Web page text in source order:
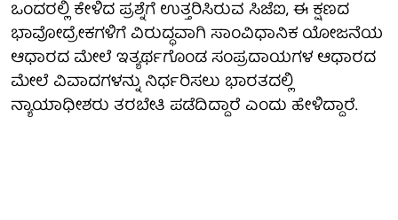
ಒಂದರಲ್ಲಿ ಕೇಳಿದ ಪ್ರಶ್ನೆಗೆ ಉತ್ತರಿಸಿರುವ ಸಿಜೆಐ, ಈ ಕ್ಷಣದ
ಭಾವೋದ್ರೇಕಗಳಿಗೆ ವಿರುದ್ಧವಾಗಿ ಸಾಂವಿಧಾನಿಕ ಯೋಜನೆಯ
ಆಧಾರದ ಮೇಲೆ ಇತ್ಯರ್ಥಗೊಂಡ ಸಂಪ್ರದಾಯಗಳ ಆಧಾರದ
ಮೇಲೆ ವಿವಾದಗಳನ್ನು ನಿರ್ಧರಿಸಲು ಭಾರತದಲ್ಲಿ
ನ್ಯಾಯಾಧೀಶರು ತರಬೇತಿ ಪಡೆದಿದ್ದಾರೆ ಎಂದು ಹೇಳಿದ್ದಾರೆ.